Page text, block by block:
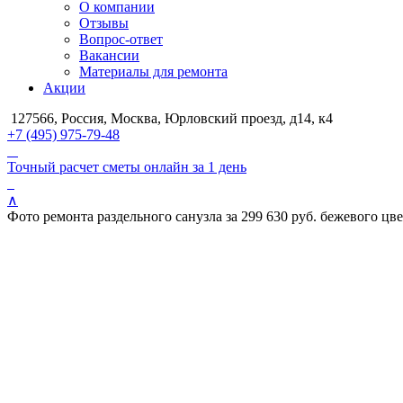
О компании
Отзывы
Вопрос-ответ
Вакансии
Материалы для ремонта
Акции
127566, Россия, Москва, Юрловский проезд, д14, к4
+7 (495) 975-79-48
Точный расчет сметы онлайн за 1 день
∧
Фото ремонта раздельного санузла за 299 630 руб. бежевого